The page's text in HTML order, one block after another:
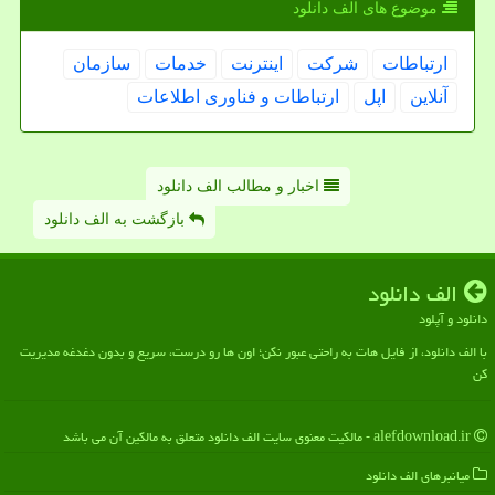
موضوع های الف دانلود
ارتباطات شركت اینترنت خدمات
سازمان
آنلاین
اپل ارتباطات و فناوری اطلاعات
اخبار و مطالب الف دانلود
بازگشت به الف دانلود
الف دانلود
دانلود و آپلود
با الف دانلود، از فایل هات به راحتی عبور نکن؛ اون ها رو درست، سریع و بدون دغدغه مدیریت
کن
میانبرهای الف دانلود